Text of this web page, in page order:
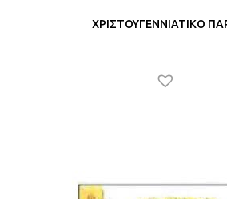
ΧΡΙΣΤΟΥΓΕΝΝΙΑΤΙΚΟ